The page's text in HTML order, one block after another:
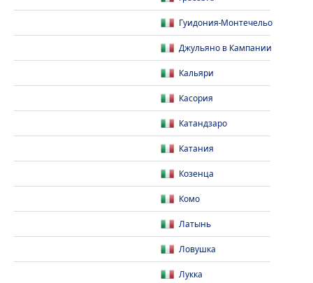
Гуидония-Монтечельо
Джульяно в Кампании
Кальяри
Касория
Катандзаро
Катания
Козенца
Комо
Латынь
Ловушка
Лукка